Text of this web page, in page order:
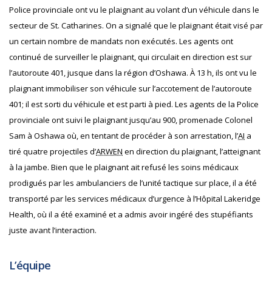
Police provinciale ont vu le plaignant au volant d’un véhicule dans le
secteur de St. Catharines. On a signalé que le plaignant était visé par
un certain nombre de mandats non exécutés. Les agents ont
continué de surveiller le plaignant, qui circulait en direction est sur
l’autoroute 401, jusque dans la région d’Oshawa. À 13 h, ils ont vu le
plaignant immobiliser son véhicule sur l’accotement de l’autoroute
401; il est sorti du véhicule et est parti à pied. Les agents de la Police
provinciale ont suivi le plaignant jusqu’au 900, promenade Colonel
Sam à Oshawa où, en tentant de procéder à son arrestation, l’AI a
tiré quatre projectiles d’ARWEN en direction du plaignant, l’atteignant
à la jambe. Bien que le plaignant ait refusé les soins médicaux
prodigués par les ambulanciers de l’unité tactique sur place, il a été
transporté par les services médicaux d’urgence à l’Hôpital Lakeridge
Health, où il a été examiné et a admis avoir ingéré des stupéfiants
juste avant l’interaction.
L’équipe